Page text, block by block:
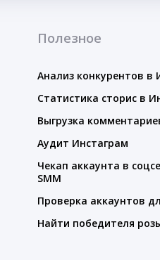
Полезное
Анализ конкурентов в
Статистика сторис в
Выгрузка
Аудит Инстаграм
Чекап аккаунта в
SMM
Проверка аккаунтов
Найти победителя